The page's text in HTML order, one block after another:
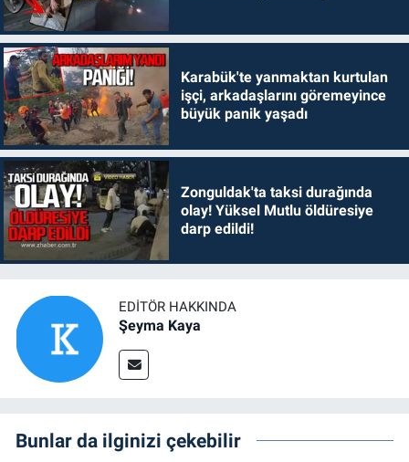
Karabük'te yanmaktan kurtulan
işçi, arkadaşlarını göremeyince
büyük panik yaşadı
Zonguldak'ta taksi durağında
olay! Yüksel Mutlu öldüresiye
darp edildi!
EDITÖR HAKKINDA
Şeyma Kaya
Bunlar da ilginizi çekebilir